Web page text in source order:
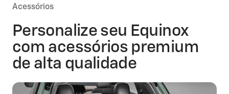
Acessórios
Personalize seu Equinox
com acessórios premium
de alta qualidade